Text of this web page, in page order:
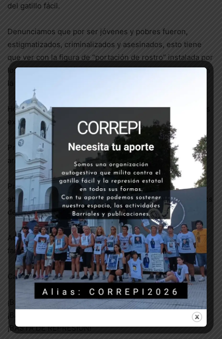
del gatillo fácil.
Denunciamos que por ser jóvenes y pobres fueron,
estigmatizados, criminalizados y asesinados, esto tiene
que ver con la figura de “portación de rostro” instalada por
los medios hegemónicos de comunicación, que refuerzan
la desigualdad.
Hoy por Nico, Pablo y Todxs los pibxs de nuestros barrios
exigimos:
Prohibición a todas las fuerzas de la portación y uso del
arma reglamentaria fuera de servicio y de civil.
Prohibición de defensa técnica e institucional, con
abogados de los ministerios de Seguridad, a los miembros
de las fuerzas enjuiciados por hechos represivos.
Acceso gratuito al sistema judicial para víctimas y
familiares de víctimas de la represión.
Castigo efectivo a los responsables
¡BASTA DE GATILLO FÁCIL!
¡BASTA DE DETENCIONES ARBITRARIAS!
¡BASTA DE REPRESIÓN!